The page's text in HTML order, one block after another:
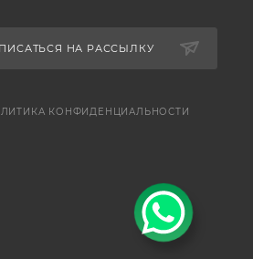
НА РАССЫЛКУ
КОНФИДЕНЦИАЛЬНОСТИ